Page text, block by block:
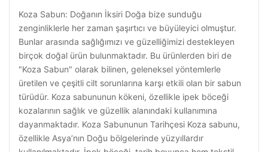
Koza Sabun: Doğanın İksiri Doğa bize sunduğu
zenginliklerle her zaman şaşırtıcı ve büyüleyici olmuştur.
Bunlar arasında sağlığımızı ve güzelliğimizi destekleyen
birçok doğal ürün bulunmaktadır. Bu ürünlerden biri de
"Koza Sabun" olarak bilinen, geleneksel yöntemlerle
üretilen ve çeşitli cilt sorunlarına karşı etkili olan bir sabun
türüdür. Koza sabununun kökeni, özellikle ipek böceği
kozalarının sağlık ve güzellik alanındaki kullanımına
dayanmaktadır. Koza Sabununun Tarihçesi Koza sabunu,
özellikle Asya’nın Doğu bölgelerinde yüzyıllardır